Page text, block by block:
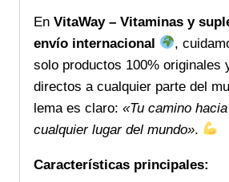
En VitaWay – Vitaminas y
envío internacional
,
solo productos 100% originales
directos a cualquier parte del
lema es claro: «Tu camino
cualquier lugar del mundo».
Características principales: